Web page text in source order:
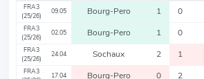
FRA3
(25/26)
09.05 Bourg-Pero 1 0
FRA3
(25/26)
02.05 Bourg-Pero 1 0
FRA3
(25/26)
24.04 Sochaux 2 1
FRA3
17.04 Bourg-Pero 0 2